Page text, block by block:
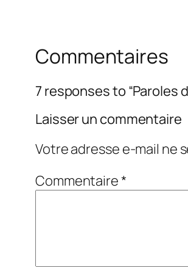
Commentaires
7 responses to “Paroles
Laisser un commentaire
Votre adresse e-mail ne
Commentaire*